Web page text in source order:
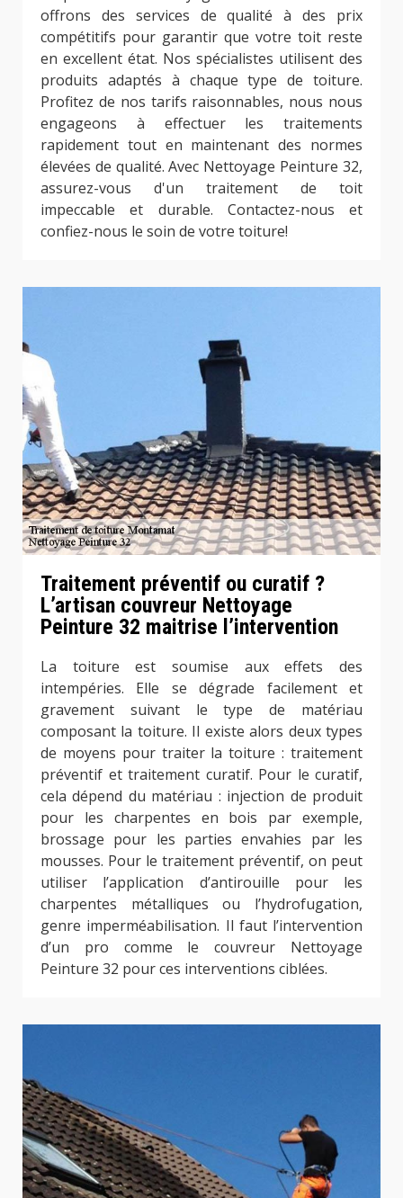
offrons des services de qualité à des prix
compétitifs pour garantir que votre toit reste
en excellent état. Nos spécialistes utilisent des
produits adaptés à chaque type de toiture.
Profitez de nos tarifs raisonnables, nous nous
engageons à effectuer les traitements
rapidement tout en maintenant des normes
élevées de qualité. Avec Nettoyage Peinture 32,
assurez-vous d'un traitement de toit
impeccable et durable. Contactez-nous et
confiez-nous le soin de votre toiture!
Traitement préventif ou curatif ?
L’artisan couvreur Nettoyage
Peinture 32 maitrise l’intervention
La toiture est soumise aux effets des
intempéries. Elle se dégrade facilement et
gravement suivant le type de matériau
composant la toiture. Il existe alors deux types
de moyens pour traiter la toiture : traitement
préventif et traitement curatif. Pour le curatif,
cela dépend du matériau : injection de produit
pour les charpentes en bois par exemple,
brossage pour les parties envahies par les
mousses. Pour le traitement préventif, on peut
utiliser l’application d’antirouille pour les
charpentes métalliques ou l’hydrofugation,
genre imperméabilisation. Il faut l’intervention
d’un pro comme le couvreur Nettoyage
Peinture 32 pour ces interventions ciblées.